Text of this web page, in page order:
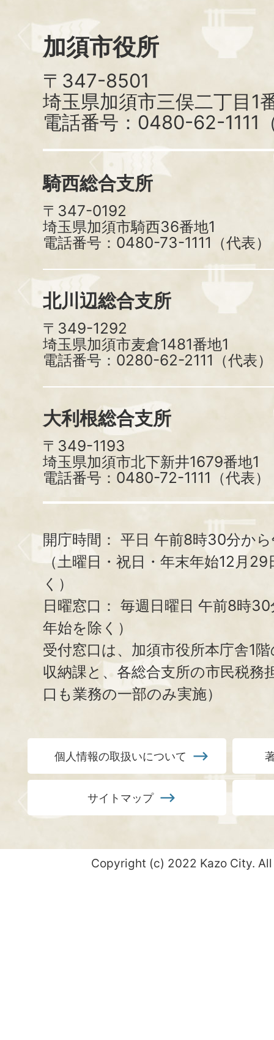
加須市役所
〒347-8501
埼玉県加須市三俣二丁目1
電話番号：0480-62-1111
騎西総合支所
〒347-0192
埼玉県加須市騎西36番地1
電話番号：0480-73-1111（代表）
北川辺総合支所
〒349-1292
埼玉県加須市麦倉1481番地1
電話番号：0280-62-2111（代表）
大利根総合支所
〒349-1193
埼玉県加須市北下新井1679番地1
電話番号：0480-72-1111（代表）
開庁時間： 平日 午前8時30分か
（土曜日・祝日・年末年始12月
く）
日曜窓口： 毎週日曜日 午前8時
年始を除く）
受付窓口は、加須市役所本庁舎1
収納課と、 各総合支所の市民税務
口も業務の一部のみ実施）
個人情報の取扱いについて
サイトマップ
Copyright (c) 2022 Kazo City.